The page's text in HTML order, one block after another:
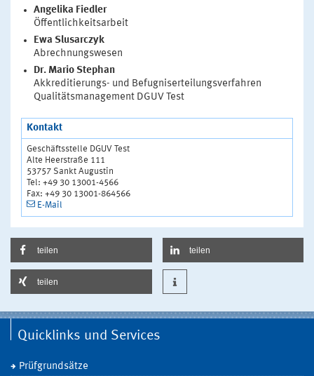
Angelika Fiedler
Öffentlichkeitsarbeit
Ewa Slusarczyk
Abrechnungswesen
Dr. Mario Stephan
Akkreditierungs- und Befugniserteilungsverfahren
Qualitätsmanagement DGUV Test
Kontakt
Geschäftsstelle DGUV Test
Alte Heerstraße 111
53757 Sankt Augustin
Tel: +49 30 13001-4566
Fax: +49 30 13001-864566
E-Mail
teilen teilen
teilen
Quicklinks und Services
Prüfgrundsätze